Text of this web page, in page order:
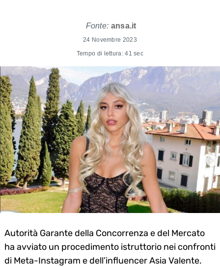
Fonte: ansa.it
24 Novembre 2023
Tempo di lettura: 41 sec
Autorità Garante della Concorrenza e del Mercato
ha avviato un procedimento istruttorio nei confronti
di Meta-Instagram e dell’influencer Asia Valente.